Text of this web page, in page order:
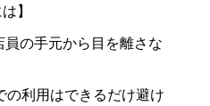
】
の手元から目を離さな
の利用はできるだけ避け